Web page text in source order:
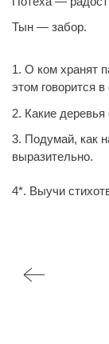
Тын — забор.
1. О ком хранят
этом говорится
2. Какие
3. Подумай, как
выразительно.
4*. Выучи